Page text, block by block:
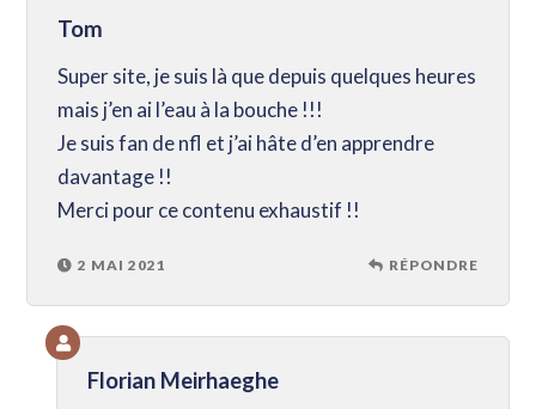
Tom
Super site, je suis là que depuis quelques heures
mais j’en ai l’eau à la bouche !!!
Je suis fan de nfl et j’ai hâte d’en apprendre
davantage !!
Merci pour ce contenu exhaustif !!
2 MAI 2021 RÉPONDRE
Florian Meirhaeghe